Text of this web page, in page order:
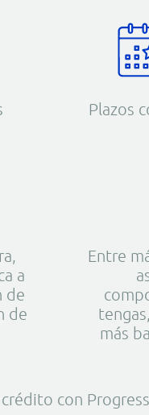
Plazos
a
de
de
Entre
más
con